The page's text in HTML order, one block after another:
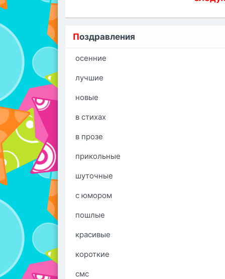
Поздравления
осенние
лучшие
новые
в стихах
в прозе
прикольные
шуточные
с юмором
пошлые
красивые
короткие
смс